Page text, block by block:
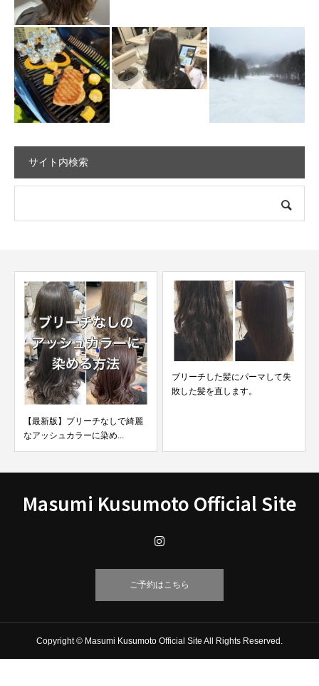
サイト内検索
ブリーチした髪にパーマして失
敗した髪を直します。
【最新版】ブリーチなしで染め
たピンクアッシュカラー...
Masumi Kusumoto Official Site
ご予約はこちら
Copyright © Masumi Kusumoto Official Site All Rights Reserved.